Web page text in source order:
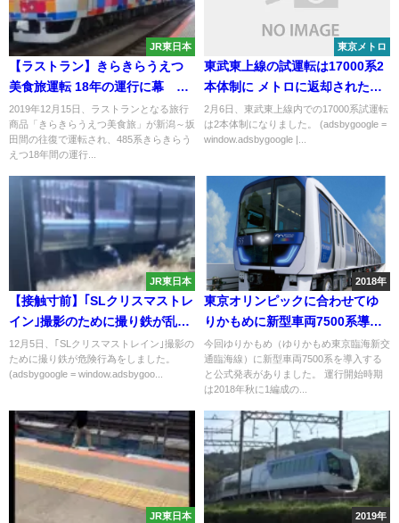
JR東日本
【ラストラン】きらきらうえつ
美食旅運転 18年の運行に幕 新
潟地区から485系が消滅
2019年12月15日、ラストランとなる旅行
商品「きらきらうえつ美食旅」が新潟～坂
田間の往復で運転され、485系きらきらう
えつ18年間の運行...
東京メトロ
東武東上線の試運転は17000系2
本体制に メトロに返却されたは
ずの17102Fが助っ人に
2月6日、東武東上線内での17000系試運転
は2本体制になりました。 (adsbygoogle =
window.adsbygoogle |...
JR東日本
【接触寸前】｢SLクリスマストレ
イン｣撮影のために撮り鉄が乱入
列車に最接近し危険な撮影 今後
中止の可能性も
12月5日、｢SLクリスマストレイン｣撮影の
ために撮り鉄が危険行為をしました。
(adsbygoogle = window.adsbygoo...
2018年
東京オリンピックに合わせてゆ
りかもめに新型車両7500系導入
決定！2018年秋から運行開始！
今回ゆりかもめ（ゆりかもめ東京臨海新交
通臨海線）に新型車両7500系を導入する
と公式発表がありました。 運行開始時期
は2018年秋に1編成の...
JR東日本 2019年